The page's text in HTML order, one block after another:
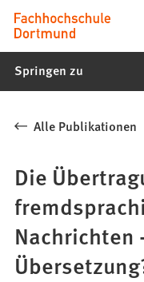
Inhalt anspringen
Fachhochschule
Dortmund
-
Studiengänge,
Bewerbung
Springen zu
Alle Publikationen
Die
Nachrichten